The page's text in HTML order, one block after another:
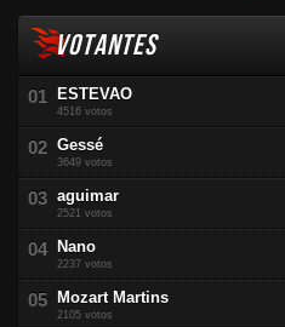
VOTANTES
ESTEVAO
4516 votos
Gessé
3649 votos
aguimar
2521 votos
Nano
2237 votos
Mozart Martins
2105 votos